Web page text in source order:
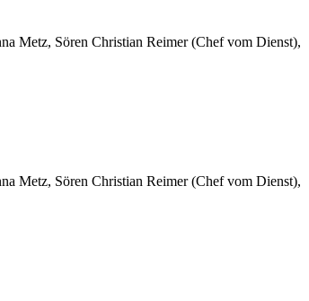
Metz, Sören Christian Reimer (Chef vom Dienst),
Metz, Sören Christian Reimer (Chef vom Dienst),